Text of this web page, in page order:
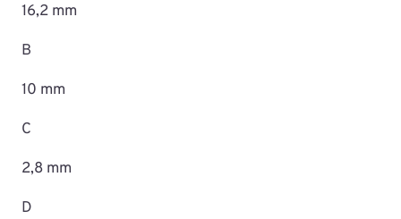
16,2 mm
B
10 mm
C
2,8 mm
D